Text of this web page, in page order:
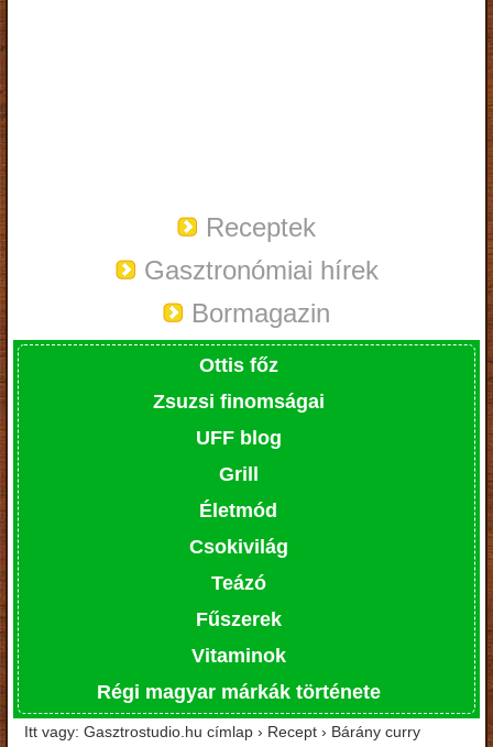
Receptek
Gasztronómiai hírek
Bormagazin
Ottis főz
Zsuzsi finomságai
UFF blog
Grill
Életmód
Csokivilág
Teázó
Fűszerek
Vitaminok
Régi magyar márkák története
Itt vagy: Gasztrostudio.hu címlap › Recept › Bárány curry